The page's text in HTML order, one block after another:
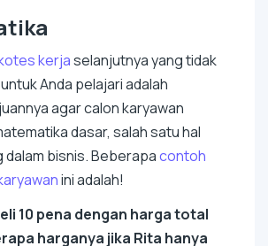
kerjaselanjutnya yang tidak
Anda pelajari adalah
agar calon karyawan
dasar, salah satu hal
dalam bisnis. Beberapacontoh
ini adalah!
10 pena dengan harga total
harganya jika Rita hanya